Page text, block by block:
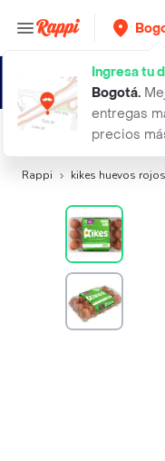
Ingresa tu
Bogotá.
entregas
precios
Búsquedas relacionadas:
Rappi kikes huevos rojos